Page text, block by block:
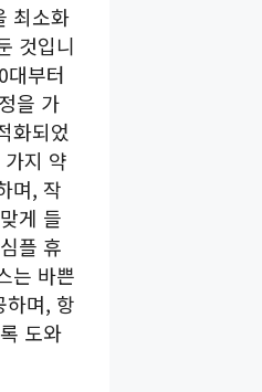
최소화
것입니
대부터
을 가
화되었
지 약
며, 작
게 들
플 휴
는 바쁜
하며, 항
도와